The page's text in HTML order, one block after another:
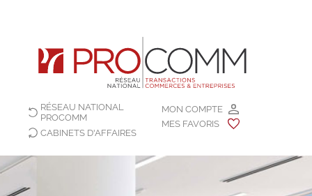
MON COMPTE
MES FAVORIS
RÉSEAU NATIONAL
PROCOMM
CABINETS D'AFFAIRES